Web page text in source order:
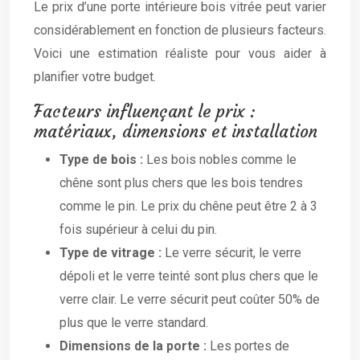
Le prix d’une porte intérieure bois vitrée peut varier
considérablement en fonction de plusieurs facteurs.
Voici une estimation réaliste pour vous aider à
planifier votre budget.
Facteurs influençant le prix :
matériaux, dimensions et installation
Type de bois : Les bois nobles comme le
chêne sont plus chers que les bois tendres
comme le pin. Le prix du chêne peut être 2 à 3
fois supérieur à celui du pin.
Type de vitrage : Le verre sécurit, le verre
dépoli et le verre teinté sont plus chers que le
verre clair. Le verre sécurit peut coûter 50% de
plus que le verre standard.
Dimensions de la porte : Les portes de